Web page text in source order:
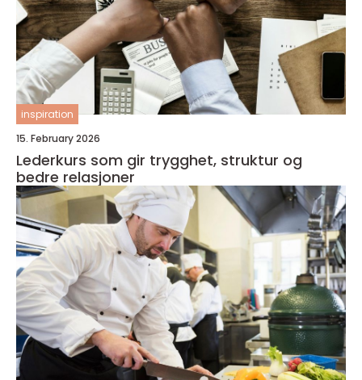
inspiration
15. February 2026
Lederkurs som gir trygghet, struktur og
bedre relasjoner